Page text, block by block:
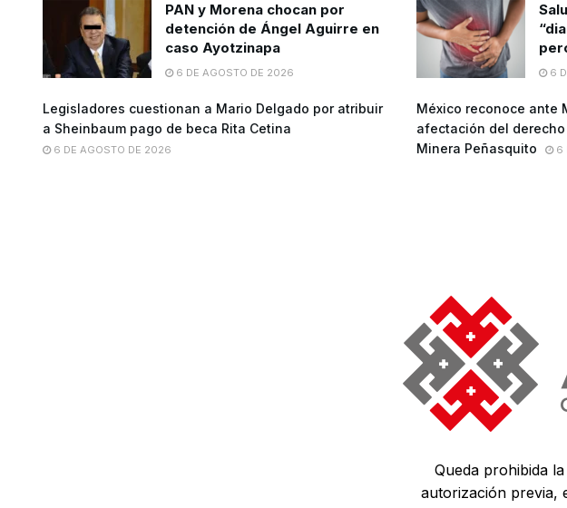
PAN y Morena chocan por
detención de Ángel Aguirre en
caso Ayotzinapa
6 DE AGOSTO DE 2026 6
Legisladores cuestionan a Mario Delgado por atribuir
a Sheinbaum pago de beca Rita Cetina
6 DE AGOSTO DE 2026
México reconoce ante
afectación del
Minera Peñasquito
6
Queda prohibida
autorización previa,